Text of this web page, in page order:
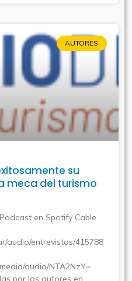
AUTORES
su
meca del turismo
en Spotify Cable
audio/entrevistas/415788
audio/NTA2NzY=
por los autores en